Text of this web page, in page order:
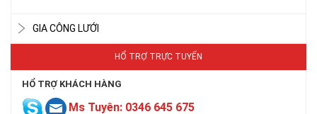
GIA CÔNG LƯỚI
HỔ TRỢ TRỰC TUYẾN
HỔ TRỢ KHÁCH HÀNG
Ms Tuyên: 0346 645 675